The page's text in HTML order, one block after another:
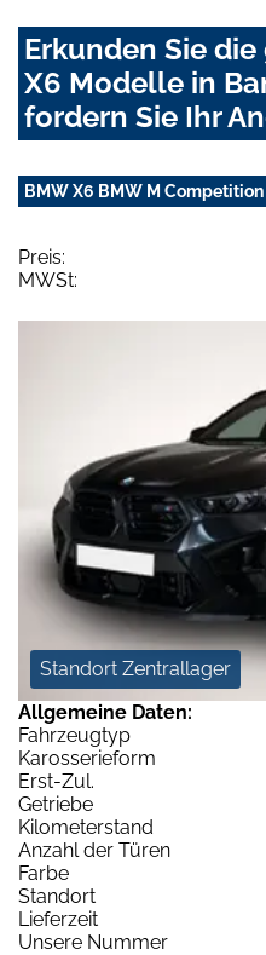
Erkunden Sie
X6 Modelle in
fordern Sie Ihr
BMW X6 BMW M
Preis:
MWSt:
Standort Zentrallager
Allgemeine Daten:
Fahrzeugtyp
Karosserieform
Erst-Zul.
Getriebe
Kilometerstand
Anzahl der Türen
Farbe
Standort
Lieferzeit
Unsere Nummer